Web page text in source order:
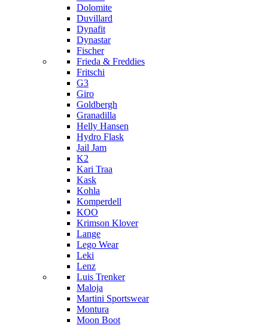
Dolomite
Duvillard
Dynafit
Dynastar
Fischer
Frieda & Freddies
Fritschi
G3
Giro
Goldbergh
Granadilla
Helly Hansen
Hydro Flask
Jail Jam
K2
Kari Traa
Kask
Kohla
Komperdell
KOO
Krimson Klover
Lange
Lego Wear
Leki
Lenz
Luis Trenker
Maloja
Martini Sportswear
Montura
Moon Boot